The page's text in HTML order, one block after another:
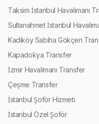
Taksim İstanbul Havalimanı
Sultanahmet İstanbul
Kadıköy Sabiha Gökçen
Kapadokya Transfer
İzmir Havalimanı Transfer
Çeşme Transfer
İstanbul Şoför Hizmeti
İstanbul Özel Şoför